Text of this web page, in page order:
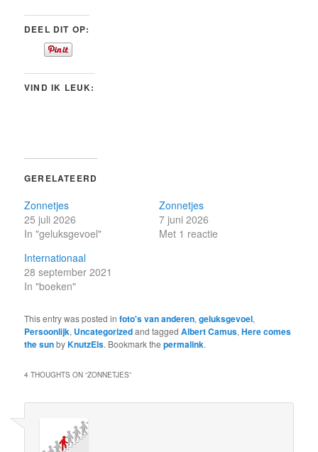
DEEL DIT OP:
VIND IK LEUK:
GERELATEERD
Zonnetjes
25 juli 2026
In "geluksgevoel"
Zonnetjes
7 juni 2026
Met 1 reactie
Internationaal
28 september 2021
In "boeken"
This entry was posted infoto's van anderen,geluksgevoel,
Persoonlijk, Uncategorizedand taggedAlbert Camus,Here comes
the sunbyKnutzEls. Bookmark thepermalink.
4 THOUGHTS ON “ZONNETJES”